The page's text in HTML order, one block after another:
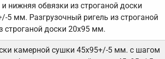
нижняя обвязки из строганой доски
5 мм. Разгрузочный ригель из строганой
доски 20х95 мм.
камерной сушки 45х95+/-5 мм. с шагом